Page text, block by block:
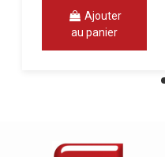
Ajouter
au panier